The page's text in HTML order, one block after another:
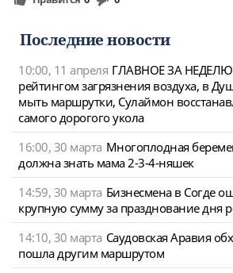
Последние новости
10:00, 11 апреля ГЛАВНОЕ ЗА НЕДЕЛЮ:
рейтингом загрязнения воздуха, в
мыть маршрутки, Сулаймон
самого дорогого укола
16:00, 30 марта Многоплодная
должна знать мама 2-3-4-няшек
14:59, 30 марта Бизнесмена в Согде
крупную сумму за празднование дня
14:10, 30 марта Саудовская Аравия
пошла другим маршрутом